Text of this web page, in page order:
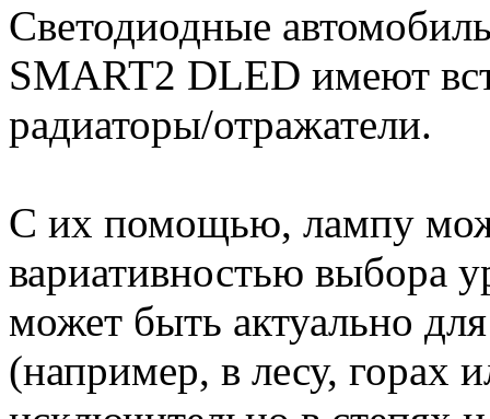
Светодиодные
SMART2 DLED имеют
радиаторы/отражатели.
С их помощью, лампу
вариативностью выбора
может быть актуально
(например, в лесу, горах